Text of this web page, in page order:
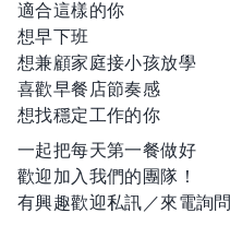
適合這樣的你
想早下班
想兼顧家庭接小孩放學
喜歡早餐店節奏感
想找穩定工作的你
一起把每天第一餐做好
歡迎加入我們的團隊！
有興趣歡迎私訊／來電詢問